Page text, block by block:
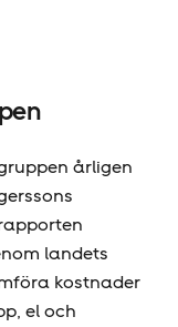
årligen
landets
kostnader
el och